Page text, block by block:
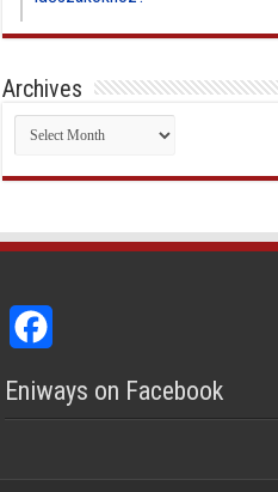
Archives
Archives
Eniways on Facebook